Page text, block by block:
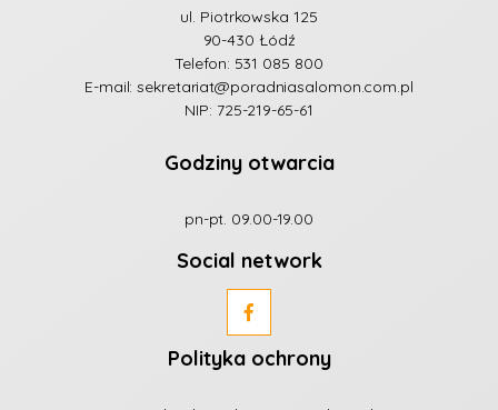
ul. Piotrkowska 125
90-430 Łódź
Telefon: 531 085 800
E-mail:sekretariat@poradniasalomon.com.pl
NIP: 725-219-65-61
Godziny otwarcia
pn-pt. 09.00-19.00
Social network
Polityka ochrony